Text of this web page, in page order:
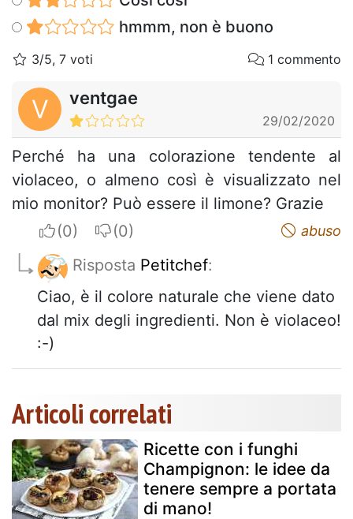
hmmm, non è buono
3/5, 7 voti 1 commento
V ventgae
29/02/2020
Perché ha una colorazione tendente al
violaceo, o almeno così è visualizzato nel
mio monitor? Può essere il limone? Grazie
I apreciateI do not appreciate abuso
Risposta Petitchef:
Ciao, è il colore naturale che viene dato
dal mix degli ingredienti. Non è violaceo!
:-)
Articoli correlati
Ricette con i funghi
Champignon: le idee da
tenere sempre a portata
di mano!